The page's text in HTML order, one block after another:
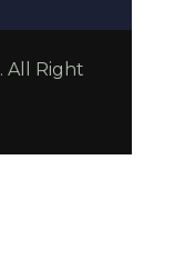
. All Right